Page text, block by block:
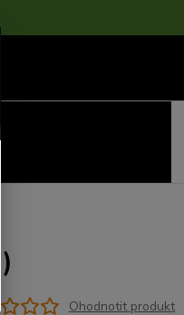
Ohodnotit produkt